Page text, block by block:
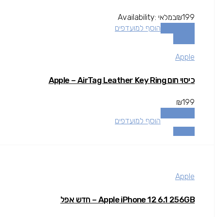
₪199
Availability: במלאי
הוסף למועדפים
Apple
כיסוי חום Apple – AirTag Leather Key Ring
₪199
הוסף למועדפים
Apple
Apple iPhone 12 6.1 256GB – חדש אפל